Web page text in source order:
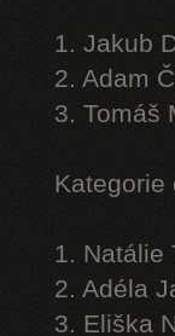
1. Jakub
2. Adam
3. Tomáš
Kategorie
1. Natálie
2. Adéla
3. Eliška